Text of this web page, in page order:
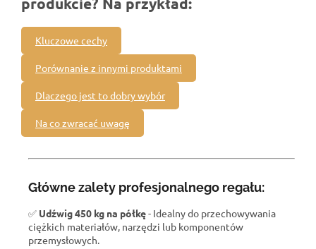
Kluczowe cechy
Porównanie z innymi produktami
Dlaczego jest to dobry wybór
Na co zwracać uwagę
Główne zalety profesjonalnego regału:
✅ Udźwig 450 kg na półkę- Idealny do przechowywania
ciężkich materiałów, narzędzi lub komponentów
przemysłowych.